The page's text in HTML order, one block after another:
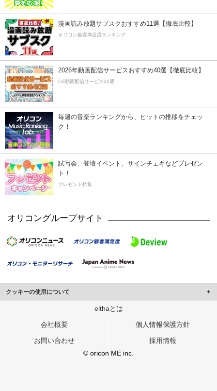
漫画読み放題サブスクおすすめ11選【徹底比較】
オリコン顧客満足度ランキング
2026年動画配信サービスおすすめ40選【徹底比較】
CS動画配信サービス20選
毎週の音楽ランキングから、ヒットの推移をチェッ
ク！
試写会、登壇イベント、サインチェキなどプレゼン
ト！
プレゼント特集
オリコングループサイト
クッキーの使用について
このサイトでは Cookie を使用して、ユーザーに合わせたコンテンツや広告の
行っています。
メディアや広告配信、データ解析の各パートナーに提供しています。
各パートナーは、この情報とユーザーが各パートナーに提供した他の情報や、
ユーザーが各パートナーのサービスを使用したときに収集した他の情報を組み
elthaとは
会社概要 個人情報保護方針
お問い合わせ
採用情報
© oricon ME inc.